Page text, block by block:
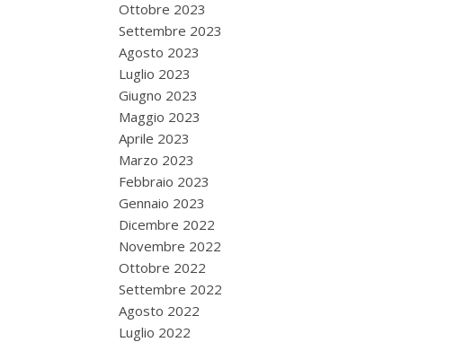
Ottobre 2023
Settembre 2023
Agosto 2023
Luglio 2023
Giugno 2023
Maggio 2023
Aprile 2023
Marzo 2023
Febbraio 2023
Gennaio 2023
Dicembre 2022
Novembre 2022
Ottobre 2022
Settembre 2022
Agosto 2022
Luglio 2022